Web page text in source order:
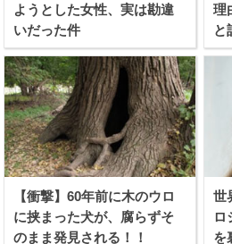
ようとした女性、実は勘違
いだった件
理
と
【衝撃】60年前に木のウロ
に挟まった犬が、腐らずそ
のまま発見される！！
世
ロ
を